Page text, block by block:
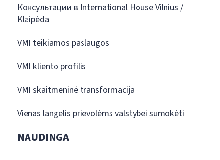
Консультации в International House Vilnius /
Klaipėda
VMI teikiamos paslaugos
VMI kliento profilis
VMI skaitmeninė transformacija
Vienas langelis prievolėms valstybei sumokėti
NAUDINGA